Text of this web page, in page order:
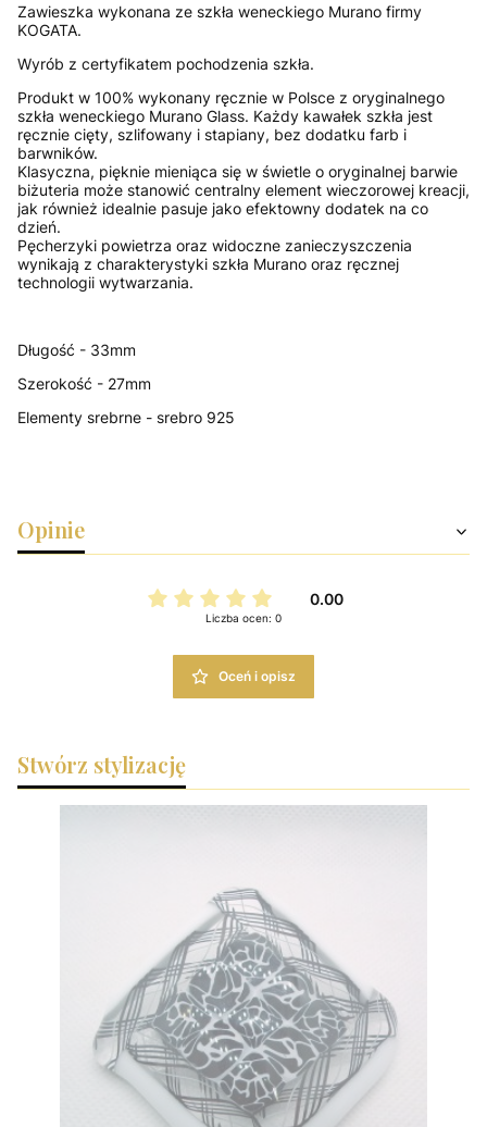
Zawieszka wykonana ze szkła weneckiego Murano firmy
KOGATA.
Wyrób z certyfikatem pochodzenia szkła.
Produkt w 100% wykonany ręcznie w Polsce z oryginalnego
szkła weneckiego Murano Glass. Każdy kawałek szkła jest
ręcznie cięty, szlifowany i stapiany, bez dodatku farb i
barwników.
Klasyczna, pięknie mieniąca się w świetle o oryginalnej barwie
biżuteria może stanowić centralny element wieczorowej kreacji,
jak również idealnie pasuje jako efektowny dodatek na co
dzień.
Pęcherzyki powietrza oraz widoczne zanieczyszczenia
wynikają z charakterystyki szkła Murano oraz ręcznej
technologii wytwarzania.
Długość - 33mm
Szerokość - 27mm
Elementy srebrne - srebro 925
Opinie
0.00
Liczba ocen: 0
Oceń i opisz
Stwórz stylizację